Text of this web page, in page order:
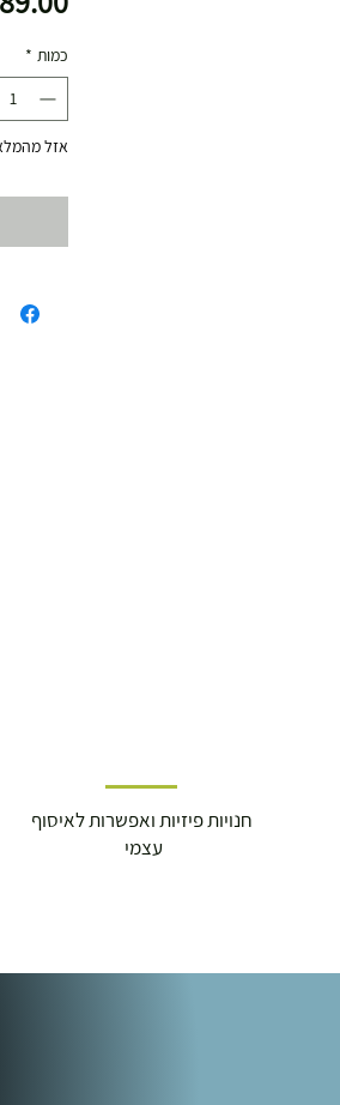
כמות *
אזל
חנויות פיזיות ואפשרות לאיסוף
עצמי